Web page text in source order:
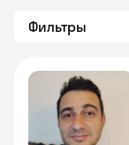
Фильтры